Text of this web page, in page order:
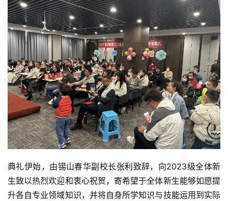
典礼伊始，由锡山春华副校长张利致辞，向2023级全体新
生致以热烈欢迎和衷心祝贺，寄希望于全体新生能够如愿提
升各自专业领域知识，并将自身所学知识与技能运用到实际